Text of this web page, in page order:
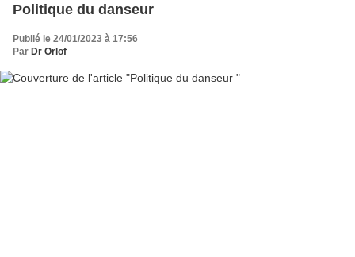
Politique du danseur
Publié le 24/01/2023 à 17:56
Par Dr Orlof